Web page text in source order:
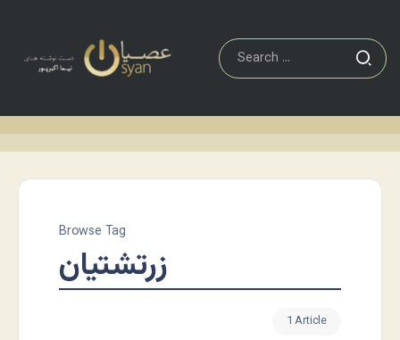
Browse Tag
زرتشتیان
1 Article